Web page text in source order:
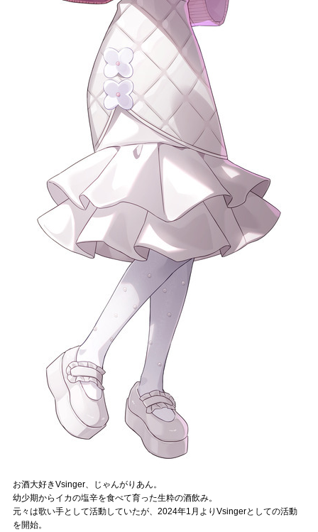
お酒大好きVsinger、じゃんがりあん。
幼少期からイカの塩辛を食べて育った生粋の酒飲み。
元々は歌い手として活動していたが、2024年1月よりVsingerとしての活動
を開始。